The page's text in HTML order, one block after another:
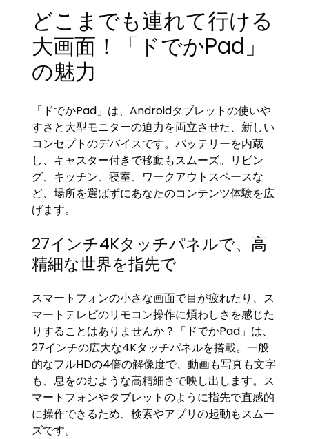
どこまでも連れて行ける
大画面！「ドでかPad」
の魅力
「ドでかPad」は、Androidタブレットの使いや
すさと大型モニターの迫力を両立させた、新しい
コンセプトのデバイスです。バッテリーを内蔵
し、キャスター付きで移動もスムーズ。リビン
グ、キッチン、寝室、ワークアウトスペースな
ど、場所を選ばずにあなたのコンテンツ体験を広
げます。
27インチ4Kタッチパネルで、高
精細な世界を指先で
スマートフォンの小さな画面で目が疲れたり、ス
マートテレビのリモコン操作に煩わしさを感じた
りすることはありませんか？「ドでかPad」は、
27インチの広大な4Kタッチパネルを搭載。一般
的なフルHDの4倍の解像度で、動画も写真も文字
も、息をのむような高精細さで映し出します。ス
マートフォンやタブレットのように指先で直感的
に操作できるため、検索やアプリの起動もスムー
ズです。